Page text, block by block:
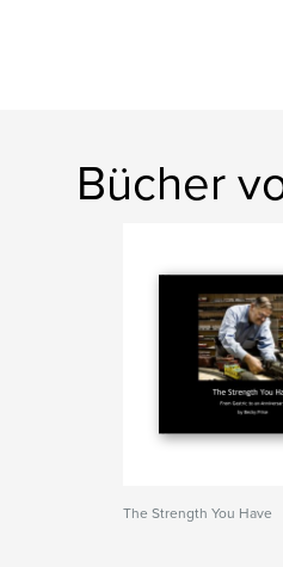
Bücher
The Strength You Have